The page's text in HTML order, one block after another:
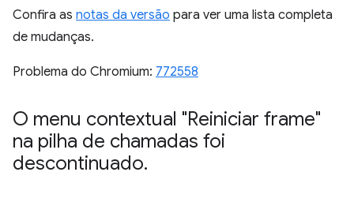
Confira as notas da versão para ver uma lista completa
de mudanças.
Problema do Chromium: 772558
O menu contextual "Reiniciar frame"
na pilha de chamadas foi
descontinuado.